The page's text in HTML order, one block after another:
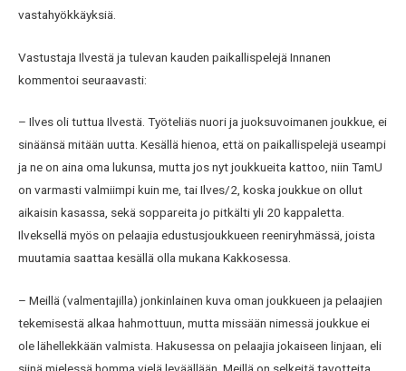
vastahyökkäyksiä.
Vastustaja Ilvestä ja tulevan kauden paikallispelejä Innanen
kommentoi seuraavasti:
– Ilves oli tuttua Ilvestä. Työteliäs nuori ja juoksuvoimanen joukkue, ei
sinäänsä mitään uutta. Kesällä hienoa, että on paikallispelejä useampi
ja ne on aina oma lukunsa, mutta jos nyt joukkueita kattoo, niin TamU
on varmasti valmiimpi kuin me, tai Ilves/2, koska joukkue on ollut
aikaisin kasassa, sekä soppareita jo pitkälti yli 20 kappaletta.
Ilveksellä myös on pelaajia edustusjoukkueen reeniryhmässä, joista
muutamia saattaa kesällä olla mukana Kakkosessa.
– Meillä (valmentajilla) jonkinlainen kuva oman joukkueen ja pelaajien
tekemisestä alkaa hahmottuun, mutta missään nimessä joukkue ei
ole lähellekkään valmista. Hakusessa on pelaajia jokaiseen linjaan, eli